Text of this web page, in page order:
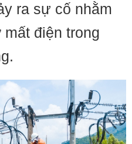
ra sự cố nhằm
điện trong